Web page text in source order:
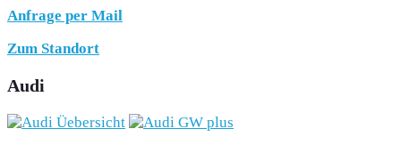
Anfrage per Mail
Zum Standort
Audi